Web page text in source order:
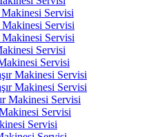
Makinesi Servisi
Servisi
Makinesi Servisi
Servisi
Servisi
Makinesi Servisi
Makinesi Servisi
Makinesi Servisi
Servisi
Servisi